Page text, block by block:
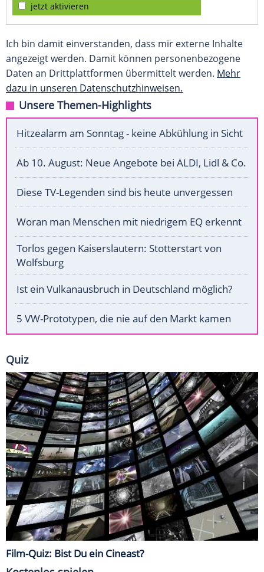
jetzt aktivieren
Ich bin damit einverstanden, dass mir externe Inhalte
angezeigt werden. Damit können personenbezogene
Daten an Drittplattformen übermittelt werden. Mehr
dazu in unseren Datenschutzhinweisen.
Unsere Themen-Highlights
Hitzealarm am Sonntag - keine Abkühlung in Sicht
Ab 10. August: Neue Angebote bei ALDI, Lidl & Co.
Diese TV-Legenden sind bis heute unvergessen
Woran man Menschen mit niedrigem EQ erkennt
Torlos gegen Kaiserslautern: Stotterstart von
Wolfsburg
Ist ein Vulkanausbruch in Deutschland möglich?
5 VW-Prototypen, die nie auf den Markt kamen
Quiz
Film-Quiz: Bist Du ein Cineast?